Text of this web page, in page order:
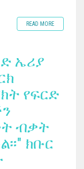
READ MORE
ኤሪያ
የፍርድ
ብቃት
ክቡር